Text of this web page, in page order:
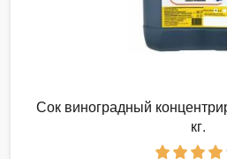
Сок виноградный
кг.